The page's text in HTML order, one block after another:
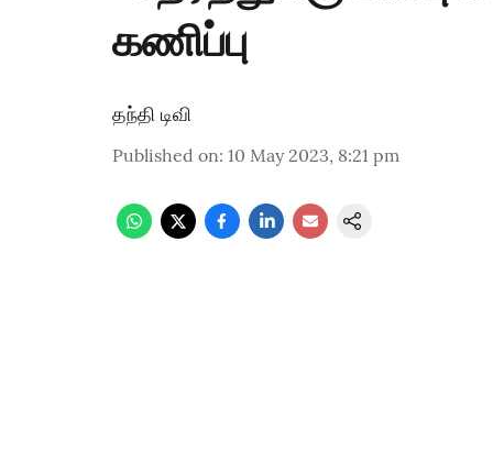
கணிப்பு
தந்தி டிவி
Published on: 10 May 2023, 8:21 pm